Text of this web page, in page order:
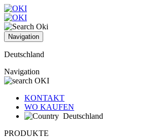
Navigation
Deutschland
Navigation
KONTAKT
WO KAUFEN
Deutschland
PRODUKTE